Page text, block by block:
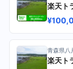
楽天ト
青森県八
楽天ト